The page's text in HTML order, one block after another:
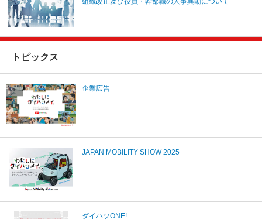
トピックス
企業広告
JAPAN MOBILITY SHOW 2025
ダイハツONE!